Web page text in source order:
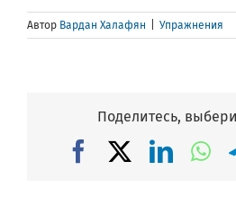
Автор Вардан Халафян Упражнения
Поделитесь,
Facebook